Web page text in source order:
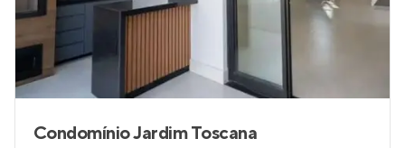
Condomínio Jardim Toscana